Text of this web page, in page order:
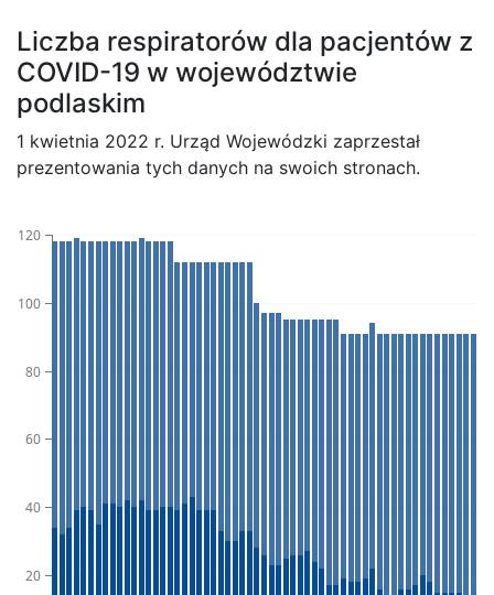
Liczba respiratorów dla pacjentów z
COVID-19 w województwie
podlaskim
1 kwietnia 2022 r. Urząd Wojewódzki zaprzestał
prezentowania tych danych na swoich stronach.
20
40
60
80
100
120